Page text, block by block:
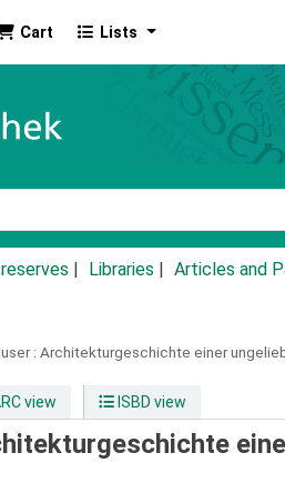
Cart Lists
Libraries Articles and
: Architekturgeschichte einer
view ISBD view